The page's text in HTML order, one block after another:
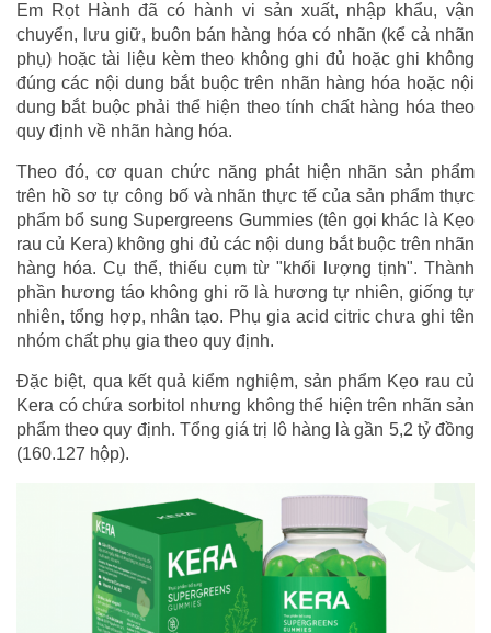
Em Rọt Hành đã có hành vi sản xuất, nhập khẩu, vận
chuyển, lưu giữ, buôn bán hàng hóa có nhãn (kể cả nhãn
phụ) hoặc tài liệu kèm theo không ghi đủ hoặc ghi không
đúng các nội dung bắt buộc trên nhãn hàng hóa hoặc nội
dung bắt buộc phải thể hiện theo tính chất hàng hóa theo
quy định về nhãn hàng hóa.
Theo đó, cơ quan chức năng phát hiện nhãn sản phẩm
trên hồ sơ tự công bố và nhãn thực tế của sản phẩm thực
phẩm bổ sung Supergreens Gummies (tên gọi khác là Kẹo
rau củ Kera) không ghi đủ các nội dung bắt buộc trên nhãn
hàng hóa. Cụ thể, thiếu cụm từ "khối lượng tịnh". Thành
phần hương táo không ghi rõ là hương tự nhiên, giống tự
nhiên, tổng hợp, nhân tạo. Phụ gia acid citric chưa ghi tên
nhóm chất phụ gia theo quy định.
Đặc biệt, qua kết quả kiểm nghiệm, sản phẩm Kẹo rau củ
Kera có chứa sorbitol nhưng không thể hiện trên nhãn sản
phẩm theo quy định. Tổng giá trị lô hàng là gần 5,2 tỷ đồng
(160.127 hộp).